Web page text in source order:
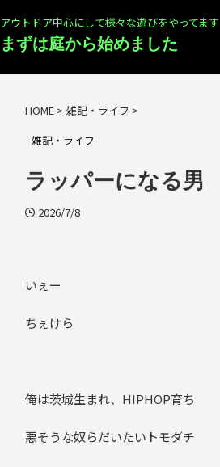
アウトドア中心にして様々な遊びをやってます
まずは庭から始めました
HOME > 雑記・ライフ >
雑記・ライフ
ラッパーになる男
2026/7/8
いぇー
ちぇけら
俺は茨城生まれ、HIPHOP育ち
悪そうな奴らだいたいトモダチ